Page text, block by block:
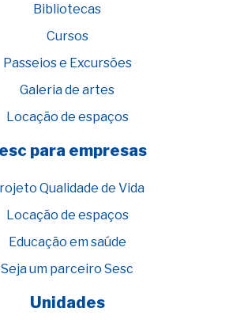
Bibliotecas
Cursos
Passeios e Excursões
Galeria de artes
Locação de espaços
para empresas
Qualidade de Vida
Locação de espaços
Educação em saúde
Seja um parceiro Sesc
Unidades